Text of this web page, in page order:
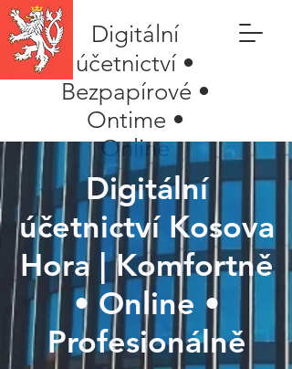
Digitální
účetnictví •
Bezpapírové •
Ontime •
Online
Digitální
účetnictví Kosova
Hora | Komfortně
• Online •
Profesionálně